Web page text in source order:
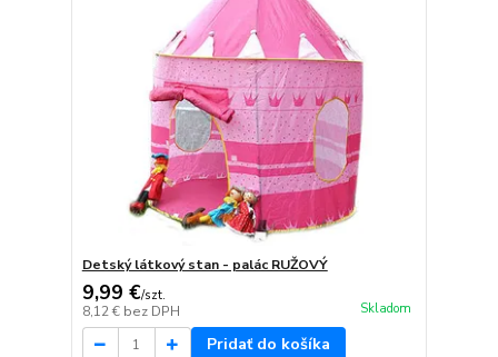
Detský látkový stan - palác RUŽOVÝ
9,99 €/szt.
8,12 € bez DPH Skladom
Pridať do košíka